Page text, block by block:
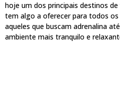
hoje um dos principais destinos
tem algo a oferecer para todos
aqueles que buscam adrenalina
ambiente mais tranquilo e